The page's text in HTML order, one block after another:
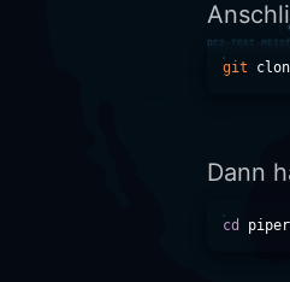
git
Dann
cd